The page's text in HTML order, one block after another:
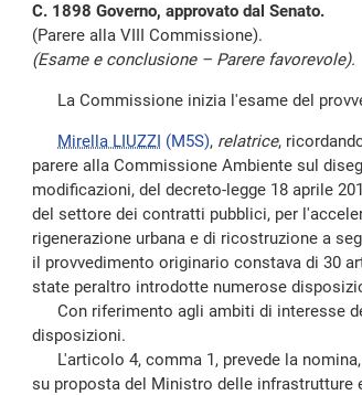
C. 1898 Governo, approvato dal Senato.
(Parere alla VIII Commissione).
(Esame e conclusione – Parere favorevole).
La Commissione inizia l'esame del
Mirella LIUZZI (M5S), relatrice,
parere alla Commissione Ambiente sul
modificazioni, del decreto-legge 18 aprile
del settore dei contratti pubblici, per
rigenerazione urbana e di ricostruzione a
il provvedimento originario constava di 30
state peraltro introdotte numerose
Con riferimento agli ambiti di interesse
disposizioni.
L'articolo 4, comma 1, prevede la
su proposta del Ministro delle